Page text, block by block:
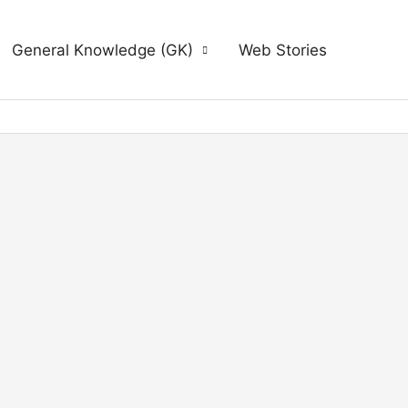
General Knowledge (GK) Web Stories